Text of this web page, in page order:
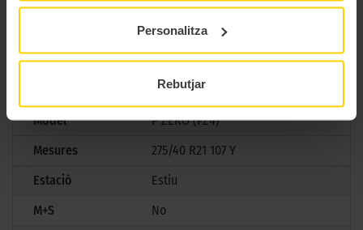
Personalitza
Rebutjar
pneumàtic definitiu per a cotxes esportius d’alta gamma.
Pirelli
Model
P ZERO (PZ4)
Mesures
275/40 R21 107 Y
Estació
Estiu
M+S
No